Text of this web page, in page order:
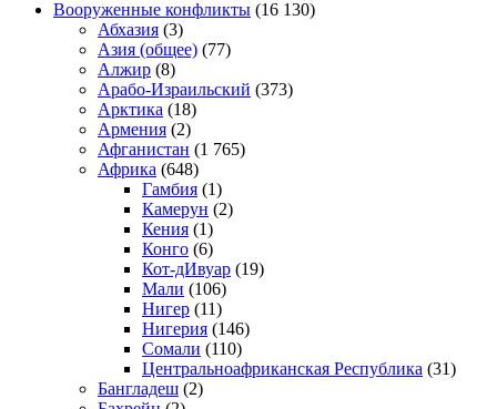
Вооруженные конфликты (16 130)
Абхазия (3)
Азия (общее) (77)
Алжир (8)
Арабо-Израильский (373)
Арктика (18)
Армения (2)
Афганистан (1 765)
Африка (648)
Гамбия (1)
Камерун (2)
Кения (1)
Конго (6)
Кот-дИвуар (19)
Мали (106)
Нигер (11)
Нигерия (146)
Сомали (110)
Центральноафриканская Республика (31)
Бангладеш (2)